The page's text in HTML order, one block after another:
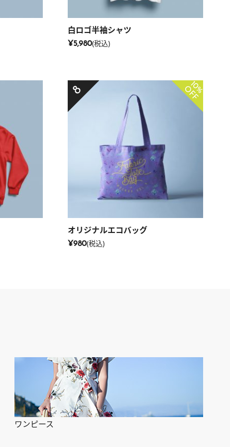
白ロゴ半袖シャツ
¥5,980(税込)
8 10%
OFF
オリジナルエコバッグ
¥980(税込)
ワンピース